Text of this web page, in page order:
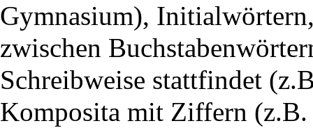
Gymnasium),
zwischen
Schreibweise stattfindet
Komposita mit Ziffern